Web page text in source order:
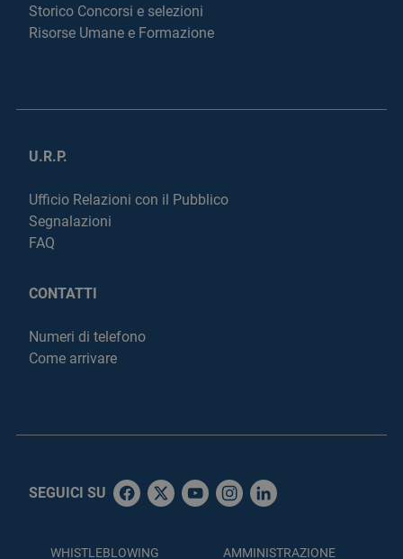
Storico Concorsi e selezioni
Risorse Umane e Formazione
U.R.P.
Ufficio Relazioni con il Pubblico
Segnalazioni
FAQ
CONTATTI
Numeri di telefono
Come arrivare
SEGUICI SU
WHISTLEBLOWING AMMINISTRAZIONE